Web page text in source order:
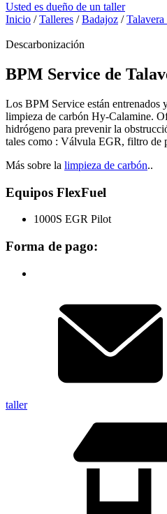
Usted es dueño de un taller
Inicio /Talleres /Badajoz /Talavera
Descarbonización
BPM Service de
Los BPM Service están entrenados
limpieza de carbón Hy-Calamine.
hidrógeno para prevenir la
tales como : Válvula EGR, filtro de
Más sobre la limpieza de carbón..
Equipos FlexFuel
1000S EGR Pilot
Forma de pago:
taller